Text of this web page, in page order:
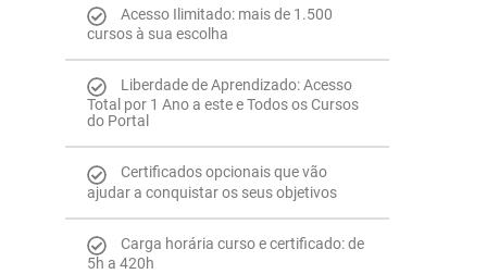
Acesso Ilimitado: mais de 1.500
cursos à sua escolha
Liberdade de Aprendizado: Acesso
Total por 1 Ano a este e Todos os Cursos
do Portal
Certificados opcionais que vão
ajudar a conquistar os seus objetivos
Carga horária curso e certificado: de
5h a 420h